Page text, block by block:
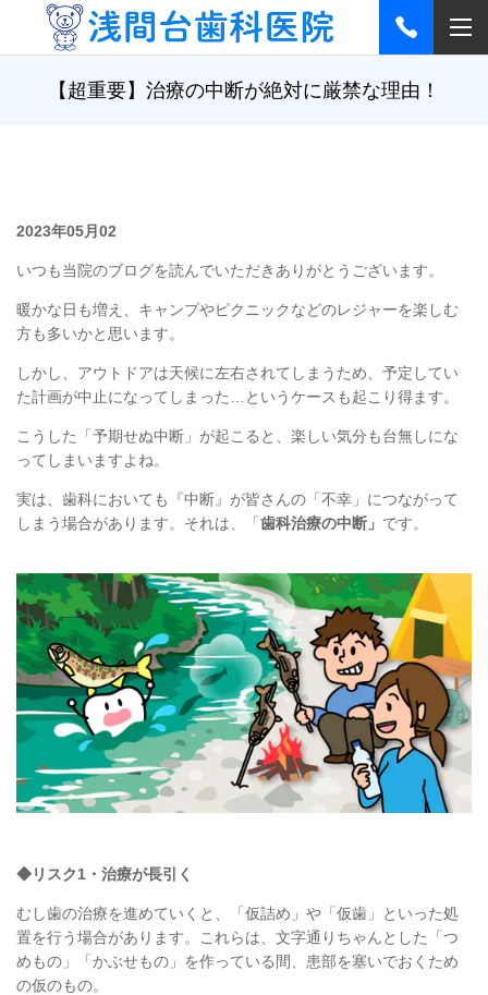
【超重要】治療の中断が絶対に厳禁な理由！
2023年05月02
いつも当院のブログを読んでいただきありがとうございます。
暖かな日も増え、キャンプやピクニックなどのレジャーを楽しむ
方も多いかと思います。
しかし、アウトドアは天候に左右されてしまうため、予定してい
た計画が中止になってしまった…というケースも起こり得ます。
こうした「 予期せぬ中断」が起こると、楽しい気分も台無しにな
ってしまいますよね。
実は、歯科においても『中断』が皆さんの「不幸」につながって
しまう場合があります。それは、「 歯科治療の中断」 です。
◆リスク1・治療が長引く
むし歯の治療を進めていくと、
「仮詰め」や「仮歯」といった処
置を行う場合があります。
これらは、文字通り ちゃんとした「つ
めもの」「かぶせもの」を作っている間、 患部を塞いでおくため
の仮のもの。